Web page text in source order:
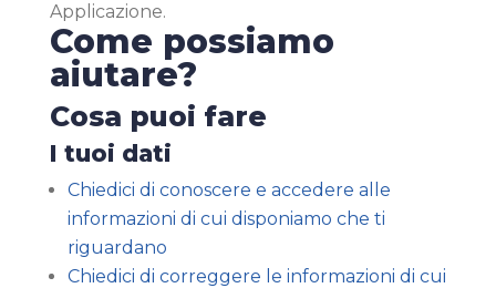
Applicazione.
Come possiamo
aiutare?
Cosa puoi fare
I tuoi dati
Chiedici di conoscere e accedere alle
informazioni di cui disponiamo che ti
riguardano
Chiedici di correggere le informazioni di cui